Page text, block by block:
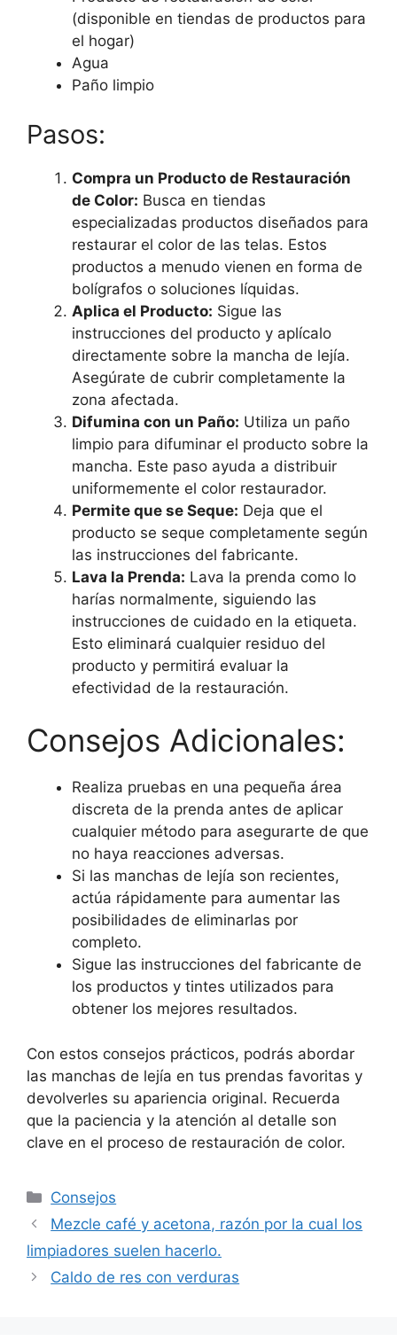
(disponible en tiendas de productos para
el hogar)
Agua
Paño limpio
Pasos:
Compra un Producto de Restauración
de Color: Busca en tiendas
especializadas productos diseñados para
restaurar el color de las telas. Estos
productos a menudo vienen en forma de
bolígrafos o soluciones líquidas.
Aplica el Producto: Sigue las
instrucciones del producto y aplícalo
directamente sobre la mancha de lejía.
Asegúrate de cubrir completamente la
zona afectada.
Difumina con un Paño: Utiliza un paño
limpio para difuminar el producto sobre la
mancha. Este paso ayuda a distribuir
uniformemente el color restaurador.
Permite que se Seque: Deja que el
producto se seque completamente según
las instrucciones del fabricante.
Lava la Prenda: Lava la prenda como lo
harías normalmente, siguiendo las
instrucciones de cuidado en la etiqueta.
Esto eliminará cualquier residuo del
producto y permitirá evaluar la
efectividad de la restauración.
Consejos Adicionales:
Realiza pruebas en una pequeña área
discreta de la prenda antes de aplicar
cualquier método para asegurarte de que
no haya reacciones adversas.
Si las manchas de lejía son recientes,
actúa rápidamente para aumentar las
posibilidades de eliminarlas por
completo.
Sigue las instrucciones del fabricante de
los productos y tintes utilizados para
obtener los mejores resultados.
Con estos consejos prácticos, podrás abordar
las manchas de lejía en tus prendas favoritas y
devolverles su apariencia original. Recuerda
que la paciencia y la atención al detalle son
clave en el proceso de restauración de color.
Categories
Consejos
Mezcle café y acetona, razón por la cual los
limpiadores suelen hacerlo.
Caldo de res con verduras